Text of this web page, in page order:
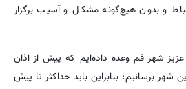
و بدون هیچ‌گونه مشکل و آسیب برگزار
شهر قم وعده داده‌ایم که پیش از اذان
شهر برسانیم؛ بنابراین باید حداکثر تا پیش